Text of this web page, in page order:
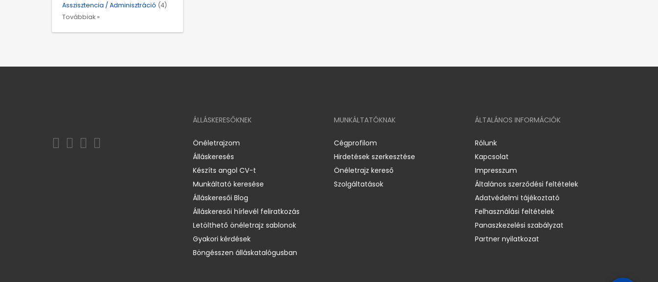
Asszisztencia / Adminisztráció (4)
Továbbiak »
ÁLLÁSKERESŐKNEK
Önéletrajzom
Álláskeresés
Készíts angol CV-t
Munkáltató keresése
Álláskeresői Blog
Álláskeresői hírlevél feliratkozás
Letölthető önéletrajz sablonok
Gyakori kérdések
Böngésszen álláskatalógusban
MUNKÁLTATÓKNAK
Cégprofilom
Hirdetések szerkesztése
Önéletrajz kereső
Szolgáltatások
ÁLTALÁNOS INFORMÁCIÓK
Rólunk
Kapcsolat
Impresszum
Általános szerződési feltételek
Adatvédelmi tájékoztató
Felhasználási feltételek
Panaszkezelési szabályzat
Partner nyilatkozat